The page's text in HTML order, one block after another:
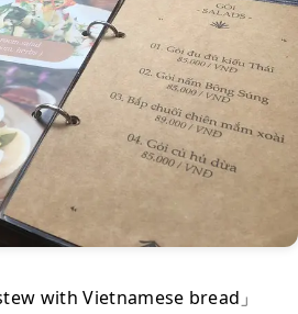
with Vietnamese bread」